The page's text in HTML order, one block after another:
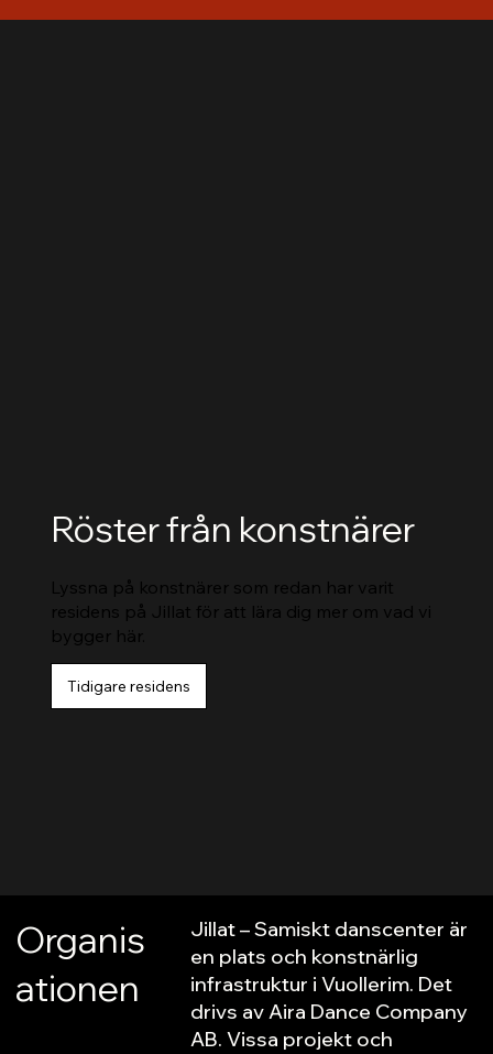
Röster från konstnärer
Lyssna på konstnärer som redan har varit
residens på Jillat för att lära dig mer om vad vi
bygger här.
Tidigare residens
Organis
ationen
Jillat – Samiskt danscenter är
en plats och konstnärlig
infrastruktur i Vuollerim. Det
drivs av Aira Dance Company
AB. Vissa projekt och